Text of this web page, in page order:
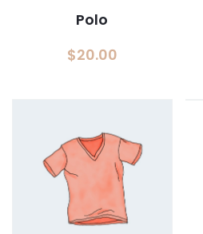
Polo
$20.00